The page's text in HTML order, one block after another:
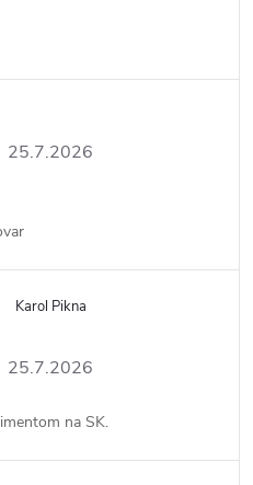
25.7.2026
Karol Pikna
25.7.2026
na SK.